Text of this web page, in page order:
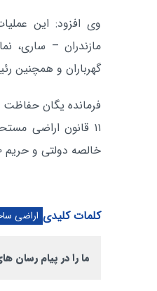
وی افزود: این
مازندران – ساری،
گهرباران و همچنین
فرمانده یگان حفاظت
خالصه دولتی و حریم ۶۰ متری ساحل رفع تصرف و به وضع سابق بازگردانده شد.
کلمات کلیدی اراضی
ما را در پیام رسان